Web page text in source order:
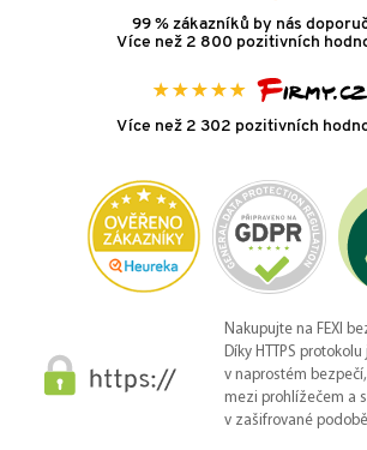
99 % zákazníků by nás
Více než 2 800 pozitivních
Více než 2 302 pozitivních
Nakupujte na FEXI
Díky HTTPS
v naprostém
mezi prohlížečem a
v zašifrované